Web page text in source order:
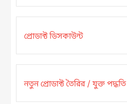
প্রোডাক্ট ডিসকাউন্ট
নতুন প্রোডাক্ট তৈরির / যুক্ত পদ্ধতি